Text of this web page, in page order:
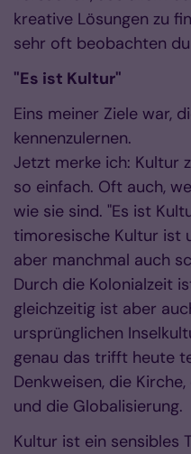
kreative Lösungen zu
sehr oft beobachten
"Es ist Kultur"
Eins meiner Ziele war,
kennenzulernen.
Jetzt merke ich: Kultur
so einfach. Oft auch,
wie sie sind. "Es ist
timoresische Kultur ist
aber manchmal auch
Durch die Kolonialzeit
gleichzeitig ist aber
ursprünglichen
genau das trifft heute
Denkweisen, die
und die Globalisierung.
Kultur ist ein sensibles